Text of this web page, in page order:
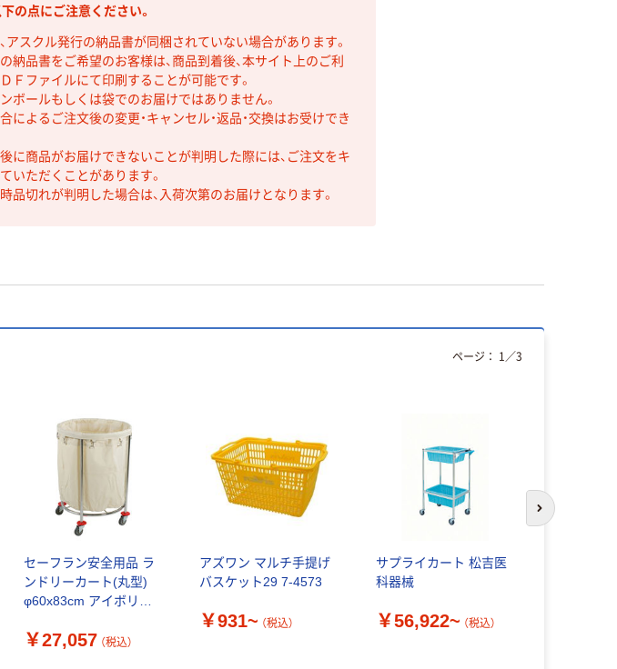
の点にご注意ください。
アスクル発行の納品書が同梱されていない場合があります。
納品書をご希望のお客様は、商品到着後、本サイト上のご利
Ｆファイルにて印刷することが可能です。
ボールもしくは袋でのお届けではありません。
によるご注文後の変更・キャンセル・返品・交換はお受けでき
に商品がお届けできないことが判明した際には、ご注文をキ
いただくことがあります。
品切れが判明した場合は、入荷次第のお届けとなります。
セーフラン安全用品 ラ
ンドリーカート(丸型)
φ60x83cm アイボリー
￥27,057 （税込）
アズワン マルチ手提げ
バスケット29 7-4573
￥931~ （税込）
サプライカート 松吉医
科器械
￥56,922~ （税込）
ページ： 1 ／3
次のスライド